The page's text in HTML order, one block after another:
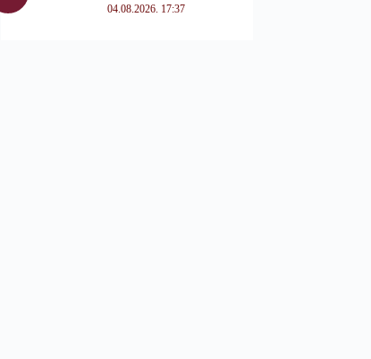
04.08.2026. 17:37